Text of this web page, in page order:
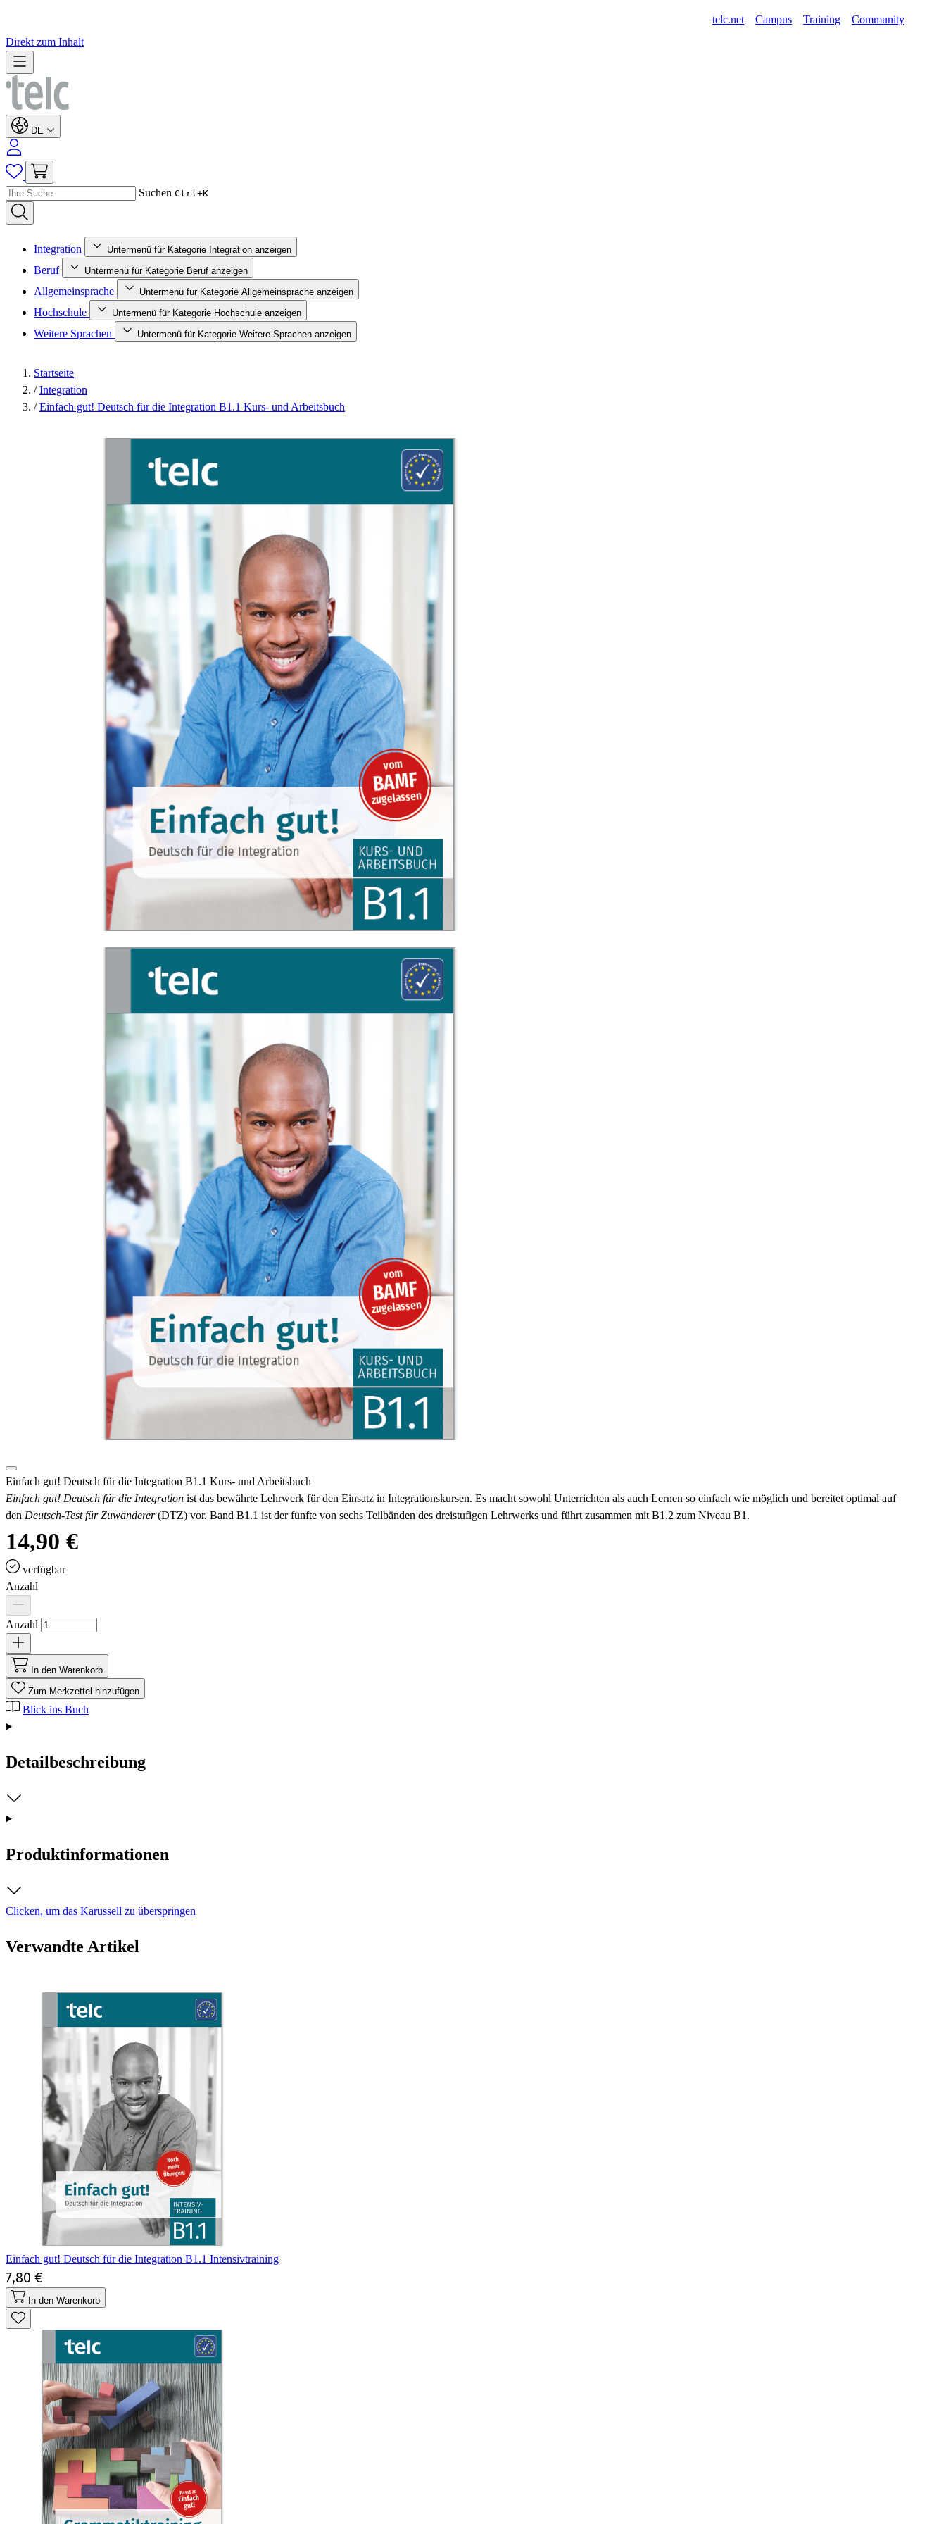
telc.net Campus Training Community
Direkt zum Inhalt
DE
Suchen Ctrl+K
Integration Untermenü für Kategorie Integration anzeigen
Beruf Untermenü für Kategorie Beruf anzeigen
Allgemeinsprache Untermenü für Kategorie Allgemeinsprache anzeigen
Hochschule Untermenü für Kategorie Hochschule anzeigen
Weitere Sprachen Untermenü für Kategorie Weitere Sprachen anzeigen
Startseite
/ Integration
/ Einfach gut! Deutsch für die Integration B1.1 Kurs- und Arbeitsbuch
Einfach gut! Deutsch für die Integration B1.1 Kurs- und Arbeitsbuch
Einfach gut! Deutsch für die Integration ist das bewährte Lehrwerk für den Einsatz in Integrationskursen. Es macht sowohl Unterrichten als auch Lernen so einfach wie möglich und bereitet optimal auf
den Deutsch-Test für Zuwanderer(DTZ) vor. Band B1.1 ist der fünfte von sechs Teilbänden des dreistufigen Lehrwerks und führt zusammen mit B1.2 zum Niveau B1.
14,90 €
verfügbar
Anzahl
Anzahl
In den Warenkorb
Zum Merkzettel hinzufügen
Blick ins Buch
Detailbeschreibung
Produktinformationen
Clicken, um das Karussell zu überspringen
Verwandte Artikel
Einfach gut! Deutsch für die Integration B1.1 Intensivtraining
7,80 €
In den Warenkorb